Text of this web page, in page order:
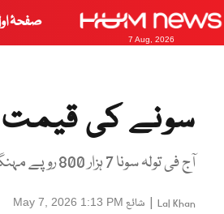
7 Aug, 2026
صفحۂ
سونے کی قیمت
آج فی تولہ سونا 7 ہزار 800 روپے مہنگا ہو گیا
Lal Khan
| شائع May 7, 2026 1:13 PM